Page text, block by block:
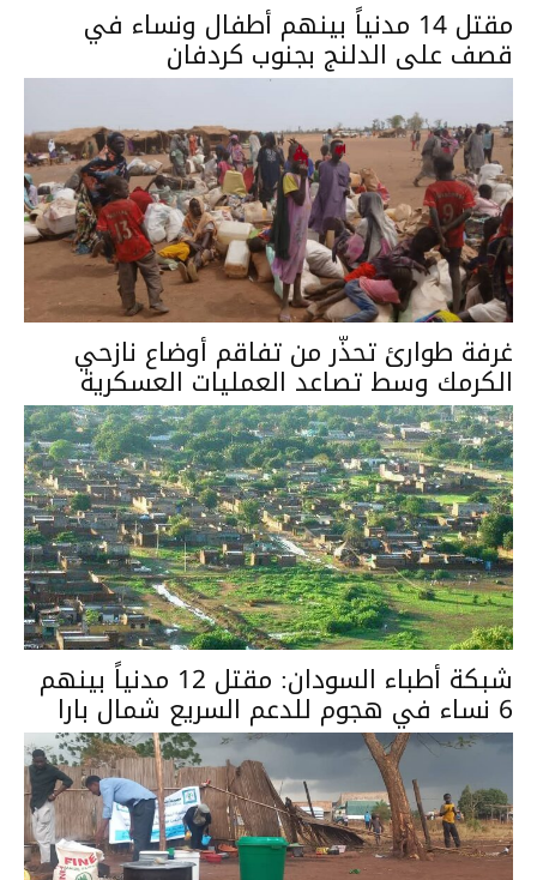
مقتل 14 مدنياً بينهم أطفال ونساء في
قصف على الدلنج بجنوب كردفان
غرفة طوارئ تحذّر من تفاقم أوضاع نازحي
الكرمك وسط تصاعد العمليات العسكرية
شبكة أطباء السودان: مقتل 12 مدنياً بينهم
6 نساء في هجوم للدعم السريع شمال بارا